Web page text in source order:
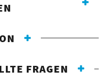
FRAGEN